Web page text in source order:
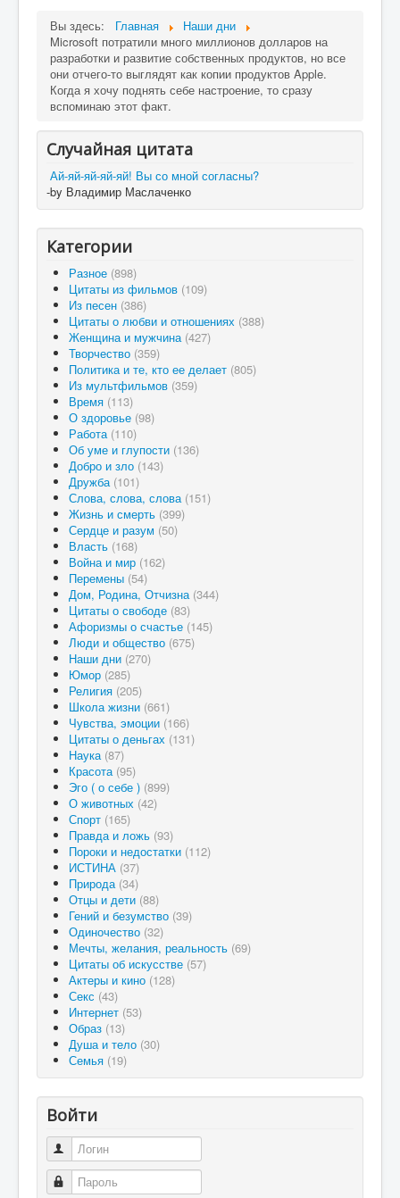
Вы здесь: Главная
Наши дни
Microsoft потратили много миллионов долларов на
разработки и развитие собственных продуктов, но все
они отчего-то выглядят как копии продуктов Apple.
Когда я хочу поднять себе настроение, то сразу
вспоминаю этот факт.
Случайная цитата
Ай-яй-яй-яй-яй! Вы со мной согласны?
-by Владимир Маслаченко
Категории
Разное (898)
Цитаты из фильмов (109)
Из песен (386)
Цитаты о любви и отношениях (388)
Женщина и мужчина (427)
Творчество (359)
Политика и те, кто ее делает (805)
Из мультфильмов (359)
Время (113)
О здоровье (98)
Работа (110)
Об уме и глупости (136)
Добро и зло (143)
Дружба (101)
Слова, слова, слова (151)
Жизнь и смерть (399)
Сердце и разум (50)
Власть (168)
Война и мир (162)
Перемены (54)
Дом, Родина, Отчизна (344)
Цитаты о свободе (83)
Афоризмы о счастье (145)
Люди и общество (675)
Наши дни (270)
Юмор (285)
Религия (205)
Школа жизни (661)
Чувства, эмоции (166)
Цитаты о деньгах (131)
Наука (87)
Красота (95)
Эго ( о себе ) (899)
О животных (42)
Спорт (165)
Правда и ложь (93)
Пороки и недостатки (112)
ИСТИНА (37)
Природа (34)
Отцы и дети (88)
Гений и безумство (39)
Одиночество (32)
Мечты, желания, реальность (69)
Цитаты об искусстве (57)
Актеры и кино (128)
Секс (43)
Интернет (53)
Образ (13)
Душа и тело (30)
Семья (19)
Войти
Логин
Пароль